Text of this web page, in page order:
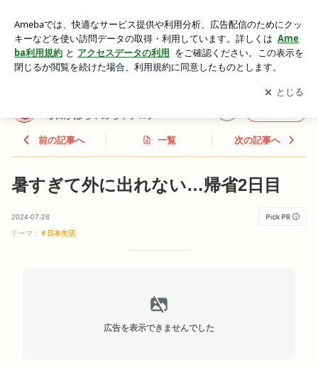
ムちゃんの毎日がはちゃめちゃブログ
アプリをダウンロードして ブログの更新通知
を受け取りまし
ょう。
開く
毎日がはちゃめちゃブログ
前の記事へ 一覧 次の記事へ
暑すぎて外に出れない…帰省2日目
2024-07-28
テーマ： ＃日本生活
広告を表示できませんでした